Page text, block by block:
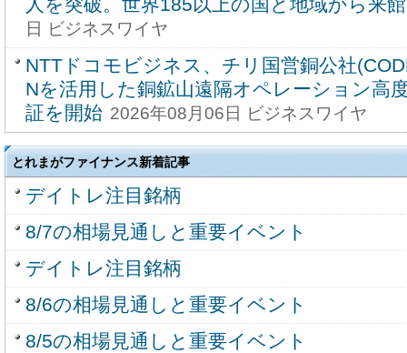
人を突破。世界185以上の国と地域から来
日 ビジネスワイヤ
NTTドコモビジネス、チリ国営銅公社
Nを活用した銅鉱山遠隔オペレーション高
証を開始 2026年08月06日 ビジネスワイヤ
とれまがファイナンス新着記事
デイトレ注目銘柄
8/7の相場見通しと重要イベント
デイトレ注目銘柄
8/6の相場見通しと重要イベント
8/5の相場見通しと重要イベント